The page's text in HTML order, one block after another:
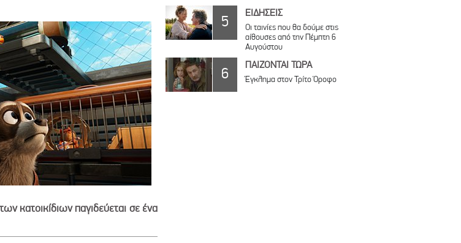
κατοικίδιων παγιδεύεται σε ένα
5 ΕΙΔΗΣΕΙΣ
Οι ταινίες που θα δούμε στις
αίθουσες από την Πέμπτη 6
Αυγούστου
6 ΠΑΙΖΟΝΤΑΙ ΤΩΡΑ
Έγκλημα στον Τρίτο Όροφο